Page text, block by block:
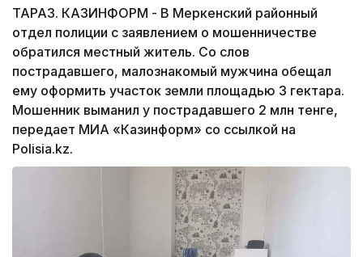
ТАРАЗ. КАЗИНФОРМ - В Меркенский районный
отдел полиции с заявлением о мошенничестве
обратился местный житель. Со слов
пострадавшего, малознакомый мужчина обещал
ему оформить участок земли площадью 3 гектара.
Мошенник выманил у пострадавшего 2 млн тенге,
передает МИА «Казинформ» со ссылкой на
Polisia.kz.